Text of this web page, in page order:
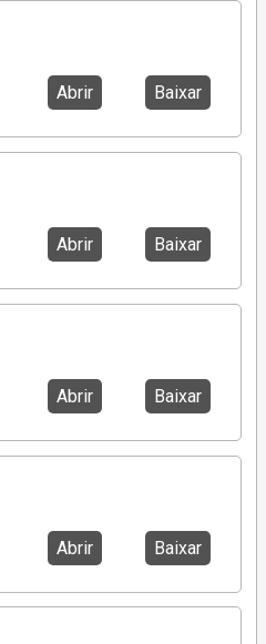
Abrir Baixar
Abrir Baixar
Abrir Baixar
Abrir Baixar